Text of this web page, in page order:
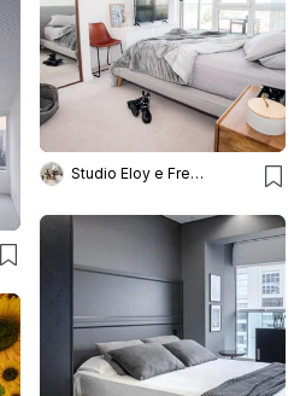
Studio Eloy e Freitas Arquitetura